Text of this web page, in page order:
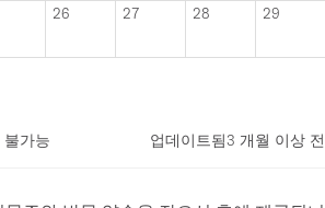
26 27 28 29
불가능 업데이트됨3 개월 이상 전